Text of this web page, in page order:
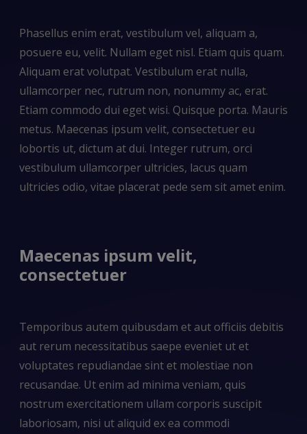
Phasellus enim erat, vestibulum vel, aliquam a,
posuere eu, velit. Nullam eget nisl. Etiam quis quam.
Aliquam erat volutpat. Vestibulum erat nulla,
ullamcorper nec, rutrum non, nonummy ac, erat.
Etiam commodo dui eget wisi. Quisque porta. Mauris
metus. Maecenas ipsum velit, consectetuer eu
lobortis ut, dictum at dui. Integer rutrum, orci
vestibulum ullamcorper ultricies, lacus quam
ultricies odio, vitae placerat pede sem sit amet enim.
Maecenas ipsum velit,
consectetuer
Temporibus autem quibusdam et aut officiis debitis
aut rerum necessitatibus saepe eveniet ut et
voluptates repudiandae sint et molestiae non
recusandae. Ut enim ad minima veniam, quis
nostrum exercitationem ullam corporis suscipit
laboriosam, nisi ut aliquid ex ea commodi